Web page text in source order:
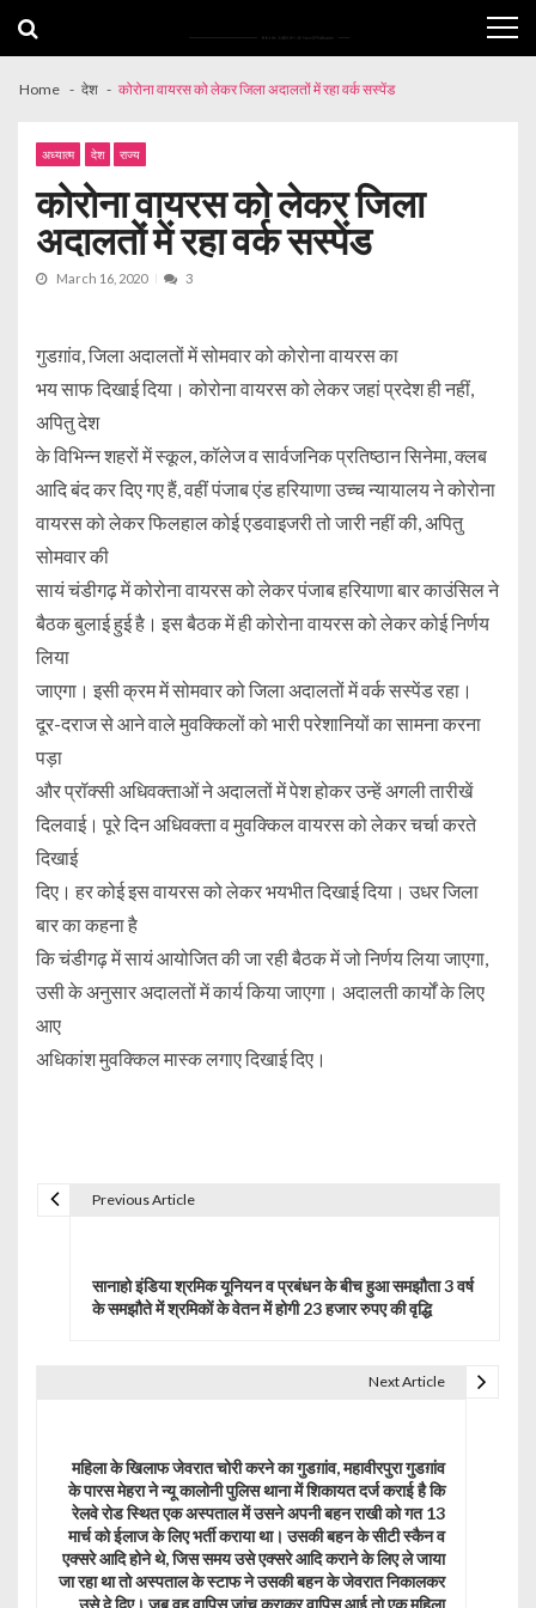
Home देश कोरोना वायरस को लेकर जिला अदालतों में रहा वर्क सस्पेंड
अध्यात्म देश राज्य
कोरोना वायरस को लेकर जिला
अदालतों में रहा वर्क सस्पेंड
March 16, 2020 3
गुडग़ांव, जिला अदालतों में सोमवार को कोरोना वायरस का
भय साफ दिखाई दिया। कोरोना वायरस को लेकर जहां प्रदेश ही नहीं,
अपितु देश
के विभिन्न शहरों में स्कूल, कॉलेज व सार्वजनिक प्रतिष्ठान सिनेमा, क्लब
आदि बंद कर दिए गए हैं, वहीं पंजाब एंड हरियाणा उच्च न्यायालय ने कोरोना
वायरस को लेकर फिलहाल कोई एडवाइजरी तो जारी नहीं की, अपितु
सोमवार की
सायं चंडीगढ़ में कोरोना वायरस को लेकर पंजाब हरियाणा बार काउंसिल ने
बैठक बुलाई हुई है। इस बैठक में ही कोरोना वायरस को लेकर कोई निर्णय
लिया
जाएगा। इसी क्रम में सोमवार को जिला अदालतों में वर्क सस्पेंड रहा।
दूर-दराज से आने वाले मुवक्किलों को भारी परेशानियों का सामना करना
पड़ा
और प्रॉक्सी अधिवक्ताओं ने अदालतों में पेश होकर उन्हें अगली तारीखें
दिलवाई। पूरे दिन अधिवक्ता व मुवक्किल वायरस को लेकर चर्चा करते
दिखाई
दिए। हर कोई इस वायरस को लेकर भयभीत दिखाई दिया। उधर जिला
बार का कहना है
कि चंडीगढ़ में सायं आयोजित की जा रही बैठक में जो निर्णय लिया जाएगा,
उसी के अनुसार अदालतों में कार्य किया जाएगा। अदालती कार्यों के लिए
आए
अधिकांश मुवक्किल मास्क लगाए दिखाई दिए।
Previous Article
सानाहो इंडिया श्रमिक यूनियन व प्रबंधन के बीच हुआ समझौता 3 वर्ष
के समझौते में श्रमिकों के वेतन में होगी 23 हजार रुपए की वृद्धि
Next Article
महिला के खिलाफ जेवरात चोरी करने का गुडग़ांव, महावीरपुरा गुडग़ांव
के पारस मेहरा ने न्यू कालोनी पुलिस थाना में शिकायत दर्ज कराई है कि
रेलवे रोड स्थित एक अस्पताल में उसने अपनी बहन राखी को गत 13
मार्च को ईलाज के लिए भर्ती कराया था। उसकी बहन के सीटी स्कैन व
एक्सरे आदि होने थे, जिस समय उसे एक्सरे आदि कराने के लिए ले जाया
जा रहा था तो अस्पताल के स्टाफ ने उसकी बहन के जेवरात निकालकर